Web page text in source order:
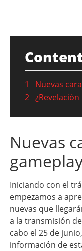
1
Nuevas
2
Nuevas
Iniciando con el
empezamos a
nuevas que
a la transmisión
cabo el 25 de
información de